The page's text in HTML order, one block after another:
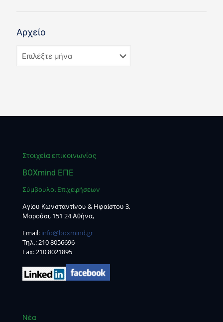
Αρχείο
Στοιχεία επικοινωνίας
BOXmind ΕΠΕ
Σύμβουλοι Επιχειρήσεων
Αγίου Κωνσταντίνου & Ηφαίστου 3,
Μαρούσι, 151 24 Αθήνα,
Email: info@boxmind.gr
Tηλ.:210 8056696
Fax: 210 8021895
Νέα